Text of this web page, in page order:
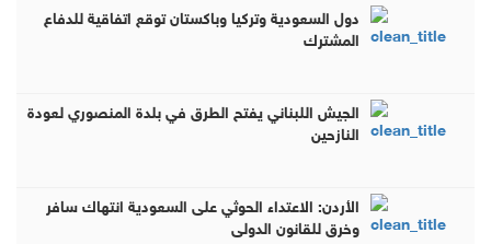
دول السعودية وتركيا وباكستان توقع اتفاقية للدفاع
المشترك
الجيش اللبناني يفتح الطرق في بلدة المنصوري لعودة
النازحين
الأردن: الاعتداء الحوثي على السعودية انتهاك سافر
وخرق للقانون الدولي